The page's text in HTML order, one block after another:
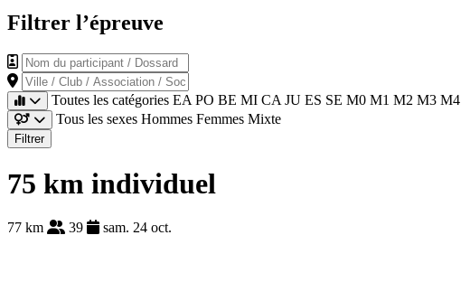
Filtrer l’épreuve
Nom du participant / Dossard
Ville / Club / Association / Société
Toutes les catégories EA PO BE MI CA JU ES SE M0 M1 M2 M3 M4
Tous les sexes Hommes Femmes Mixte
Filtrer
75 km individuel
77 km 39
sam. 24 oct.